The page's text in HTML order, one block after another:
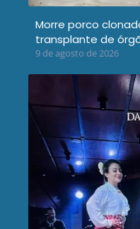
Morre porco
transplante de
9 de agosto de 2026